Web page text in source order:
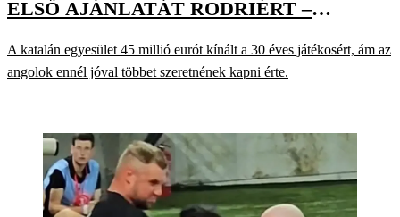
ELSŐ AJÁNLATÁT RODRIÉRT –
A katalán egyesület 45 millió eurót kínált a 30 éves játékosért, ám az
angolok ennél jóval többet szeretnének kapni érte.